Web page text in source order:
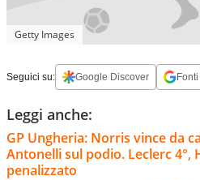
Getty Images
Seguici su: Google Discover
Leggi anche:
GP Ungheria: Norris vince da
Antonelli sul podio. Leclerc 4°,
penalizzato